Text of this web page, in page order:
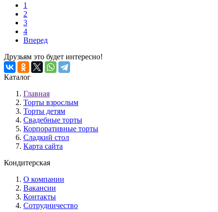
1
2
3
4
Вперед
Друзьям это будет интересно!
Каталог
Главная
Торты взрослым
Торты детям
Свадебные торты
Корпоративные торты
Сладкий стол
Карта сайта
Кондитерская
О компании
Вакансии
Контакты
Сотрудничество